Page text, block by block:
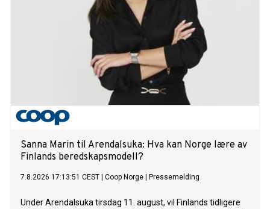
Sanna Marin til Arendalsuka: Hva kan Norge lære av
Finlands beredskapsmodell?
7.8.2026 17:13:51 CEST Coop Norge Pressemelding
Under Arendalsuka tirsdag 11. august, vil Finlands tidligere